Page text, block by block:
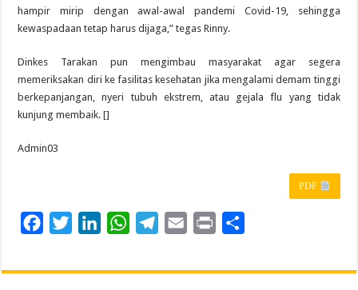
hampir mirip dengan awal-awal pandemi Covid-19, sehingga
kewaspadaan tetap harus dijaga,” tegas Rinny.
Dinkes Tarakan pun mengimbau masyarakat agar segera
memeriksakan diri ke fasilitas kesehatan jika mengalami demam tinggi
berkepanjangan, nyeri tubuh ekstrem, atau gejala flu yang tidak
kunjung membaik. []
Admin03
PDF
c
i
n
W
a
l
a
i
a